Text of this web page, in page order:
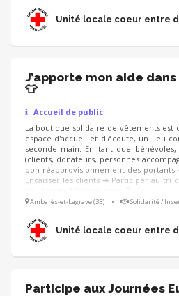
Unité locale coeur entre
J’apporte mon aide
👕
Accueil de public
La boutique solidaire de vêtements est
espace d'accueil et d'écoute, un lieu
seconde main. En tant que
(clients, donateurs, personnes
bon réapprovisionnement des
Encaisser les clients ➔ Participer au tri
Ambarès-et-Lagrave (33) • Solidarité /
Unité locale coeur entre
Participe aux Journées